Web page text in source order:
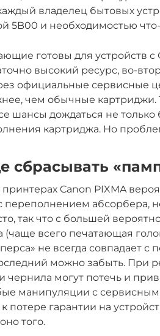
владелец бытовых
5B00 и необходимостью
готовы для устройств
высокий ресурс, во-
официальные сервисные
чем обычные картриджи.
шансы дождаться не
картриджа. Но
сбрасывать
Canon PIXMA
переполнением абсорбера,
так что с большей
(чаще всего печатающая
не всегда совпадает с
можно забыть. При
чернила могут потечь и
манипуляции с
потере гарантии на
того.